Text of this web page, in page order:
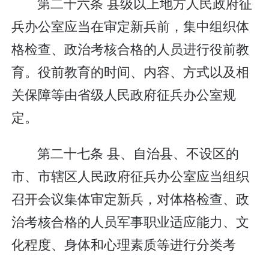
兵办公室应当在审定新兵前，集中组织体
格检查、政治考核合格的人员进行役前教
育。役前教育的时间、内容、方式以及相
关保障等由省级人民政府征兵办公室规
定。
第二十七条 县、自治县、不设区的
市、市辖区人民政府征兵办公室应当组织
召开会议集体审定新兵，对体格检查、政
治考核合格的人员军事职业适应能力、文
化程度、身体和心理素质等进行分类考